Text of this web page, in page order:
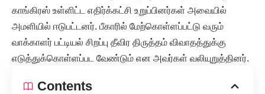
காங்கிரஸ் உள்ளிட்ட எதிர்க்கட்சி உறுப்பினர்கள் அவையில்
அமளியில் ஈடுபட்டனர். பீகாரில் மேற்கொள்ளப்பட்டு வரும்
வாக்காளர் பட்டியல் சிறப்பு தீவிர திருத்தம் விவாதத்துக்கு
எடுத்துக்கொள்ளப்பட வேண்டும் என அவர்கள் வலியுறுத்தினர்.
Contents